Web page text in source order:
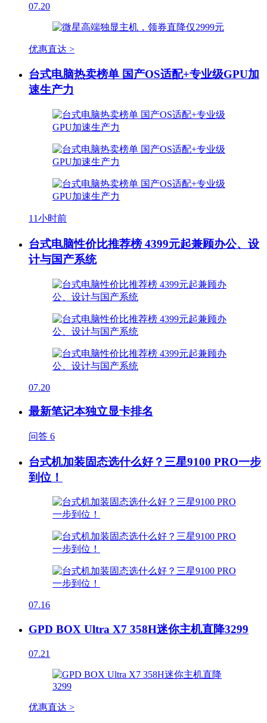
07.20
优惠直达 >
台式电脑热卖榜单 国产OS适配+专业级GPU加
速生产力
11小时前
台式电脑性价比推荐榜 4399元起兼顾办公、设
计与国产系统
07.20
最新笔记本独立显卡排名
问答 6
台式机加装固态选什么好？三星9100 PRO一步
到位！
07.16
GPD BOX Ultra X7 358H迷你主机直降3299
07.21
优惠直达 >